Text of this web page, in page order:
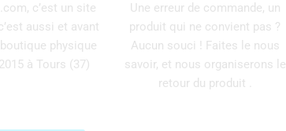
c’est un site
aussi et avant
physique
à Tours (37)
Une erreur de commande, un
produit qui ne convient pas ?
Aucun souci ! Faites le nous
savoir, et nous organiserons le
retour du produit .